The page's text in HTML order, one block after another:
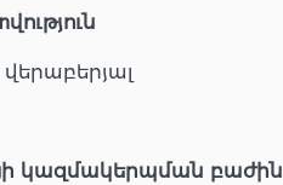
կազմակերպման բաժին